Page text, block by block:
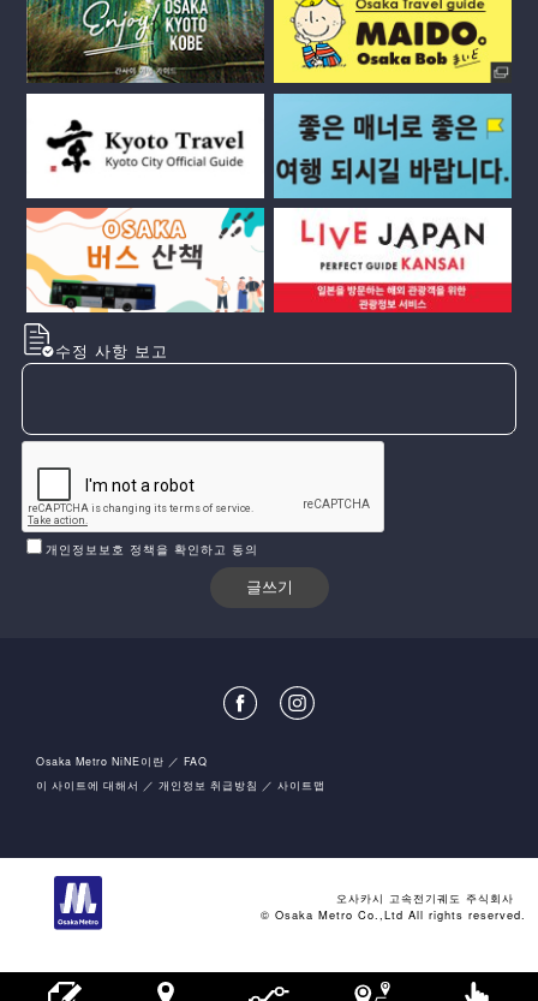
수정 사항 보고
개인정보보호 정책을 확인하고 동의
Osaka Metro NiNE이란
FAQ
이 사이트에 대해서
개인정보 취급방침 사이트맵
오사카시 고속전기궤도 주식회사
© Osaka Metro Co.,Ltd All rights reserved.